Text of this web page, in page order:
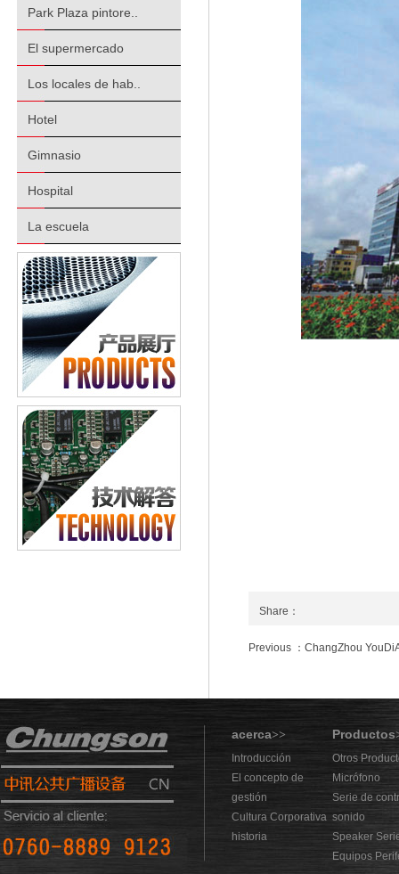
Park Plaza pintore..
El supermercado
Los locales de hab..
Hotel
Gimnasio
Hospital
La escuela
Share：
Previous ：ChangZhou
acerca>> Productos
Introducción
El concepto de
gestión
Cultura Corporativa
historia
Otros
Micrófono
Serie de
sonido
Speaker
Equipos